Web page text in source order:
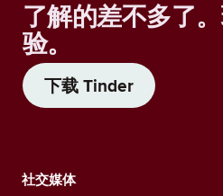
了解的差不多了
验。
下载 Tinder
社交媒体